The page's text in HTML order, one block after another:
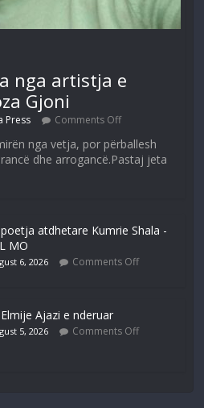
nga artistja e
Gjoni
Press Comments Off
nga vetja, por përballesh
dhe arrogancë.Pastaj jeta
atdhetare Kumrie Shala -
MO
6, 2026 Comments Off
Ajazi e nderuar
5, 2026 Comments Off